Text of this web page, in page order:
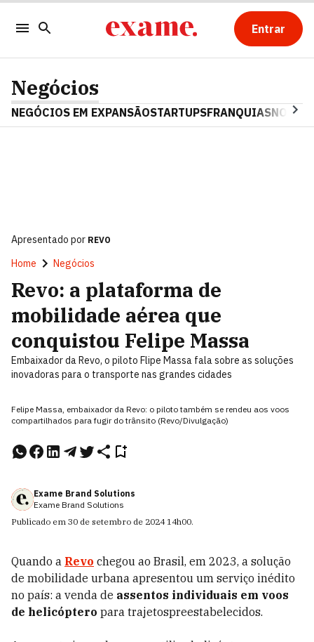
Entrar
Negócios
NEGÓCIOS EM EXPANSÃOSTARTUPSFRANQUIAS
Apresentado por REVO
Home Negócios
Revo: a plataforma de
mobilidade aérea que
conquistou Felipe Massa
Embaixador da Revo, o piloto Flipe Massa fala sobre as soluções
inovadoras para o transporte nas grandes cidades
Felipe Massa, embaixador da Revo: o piloto também se rendeu aos voos
compartilhados para fugir do trânsito (Revo/Divulgação)
Exame Brand Solutions
Exame Brand Solutions
Publicado em 30 de setembro de 2024 14h00.
Quando a Revo chegou ao Brasil, em 2023, a solução
de mobilidade urbana apresentou um serviço inédito
no país: a venda de assentos individuais em voos
de helicóptero para trajetospreestabelecidos.